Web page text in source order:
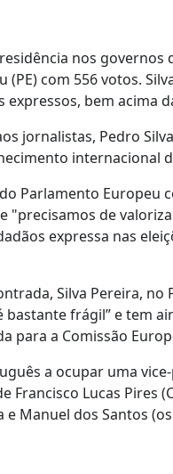
nos governos
com 556 votos.
bem acima
jornalistas, Pedro
Parlamento
"precisamos de
expressa nas
Silva Pereira,
bastante frágil” e tem
para a Comissão
a ocupar uma
Francisco Lucas Pires
e Manuel dos Santos